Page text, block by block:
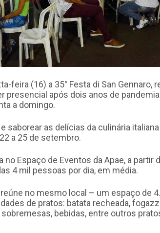
feira (16) a 35° Festa di San Gennaro,
presencial após dois anos de
a domingo.
saborear as delícias da culinária
a 25 de setembro.
Espaço de Eventos da Apae, a partir
4 mil pessoas por dia, em média.
reúne no mesmo local – um espaço de
de pratos: batata recheada,
bebidas, entre outros